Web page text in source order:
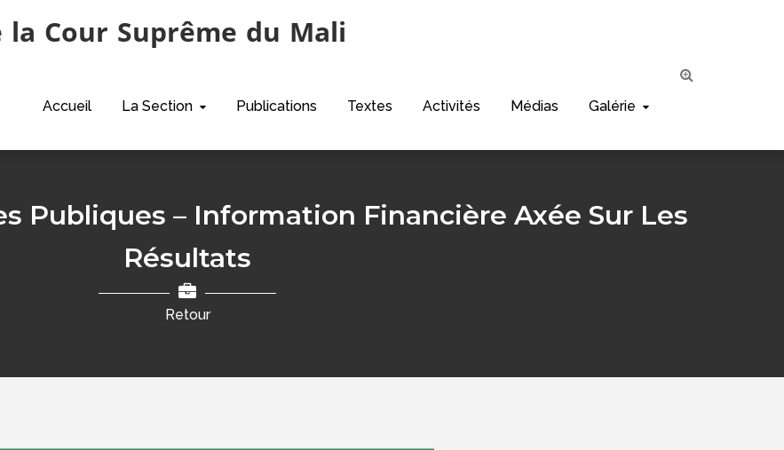
la Cour Suprême du Mali
Accueil La Section Publications Textes Activités Médias Galérie
Publiques – Information Financière Axée Sur Les
Résultats
Retour